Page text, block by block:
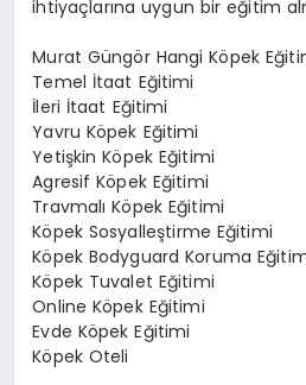
ihtiyaçlarına uygun bir eğitim
Murat Güngör Hangi Köpek
Temel İtaat Eğitimi
İleri İtaat Eğitimi
Yavru Köpek Eğitimi
Yetişkin Köpek Eğitimi
Agresif Köpek Eğitimi
Travmalı Köpek Eğitimi
Köpek Sosyalleştirme Eğitimi
Köpek Bodyguard Koruma
Köpek Tuvalet Eğitimi
Online Köpek Eğitimi
Evde Köpek Eğitimi
Köpek Oteli